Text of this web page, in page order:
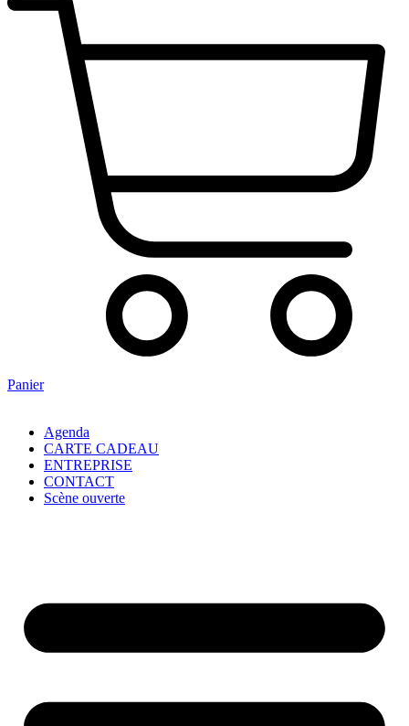
Panier
Agenda
CARTE CADEAU
ENTREPRISE
CONTACT
Scène ouverte